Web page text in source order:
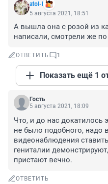
atol-l
5 августа 2021, 18:51
А вышла она с розой из
написали, смотрели же
ОТВЕТИТЬ 1
Показать ещё 1
Гость
5 августа 2021, 18:09
Что, и до нас докатилось
не было подобного, надо
видеонаблюдения
гениталии
пристают вечно.
ОТВЕТИТЬ